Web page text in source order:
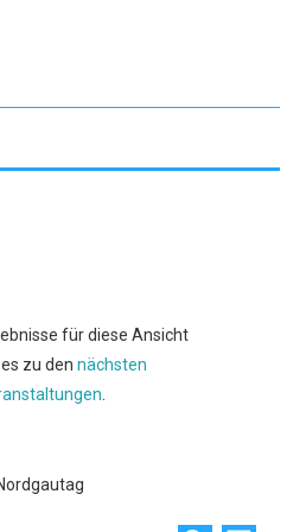
für diese Ansicht
zu dennächsten